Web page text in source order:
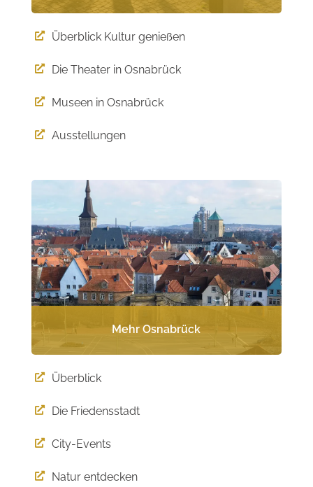
 Überblick Kultur genießen
 Die Theater in Osnabrück
 Museen in Osnabrück
 Ausstellungen
Mehr Osnabrück
 Überblick
 Die Friedensstadt
 City-Events
 Natur entdecken